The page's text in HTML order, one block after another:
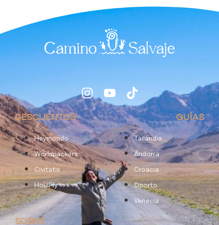
DESCUENTOS
Heymondo
Worldpackers
Civitatis
HolaFly
GUÍAS
Tailandia
Andorra
Croacia
Oporto
Venecia
SOBRE